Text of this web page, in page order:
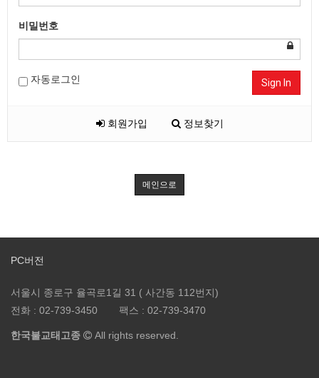
비밀번호
자동로그인 Sign In
회원가입 정보찾기
메인으로
PC버전
서울시 종로구 율곡로1길 31 ( 사간동 112번지)
전화 : 02-739-3450 팩스 : 02-739-3470
한국불교태고종 All rights reserved.